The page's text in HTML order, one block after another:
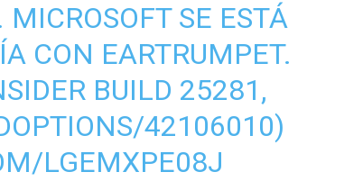
MICROSOFT SE ESTÁ
CON EARTRUMPET.
BUILD 25281,
42106010)
LGEMXPE08J